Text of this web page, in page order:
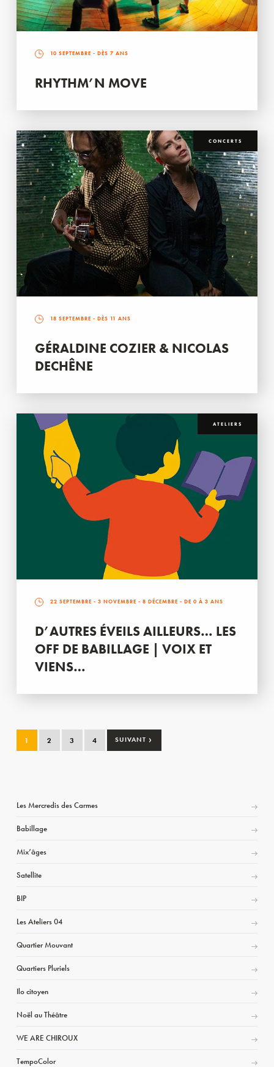
10 SEPTEMBRE - DÈS 7 ANS
RHYTHM’N MOVE
CONCERTS
18 SEPTEMBRE - DÈS 11 ANS
GÉRALDINE COZIER & NICOLAS
DECHÊNE
ATELIERS
22 SEPTEMBRE - 3 NOVEMBRE - 8 DÉCEMBRE - DE 0 À 3 ANS
D’AUTRES ÉVEILS AILLEURS… LES
OFF DE BABILLAGE | VOIX ET
VIENS…
1 2 3 4 SUIVANT ›
Les Mercredis des Carmes
Babillage
Mix’âges
Satellite
BIP
Les Ateliers 04
Quartier Mouvant
Quartiers Pluriels
Ilo citoyen
Noël au Théâtre
WE ARE CHIROUX
TempoColor